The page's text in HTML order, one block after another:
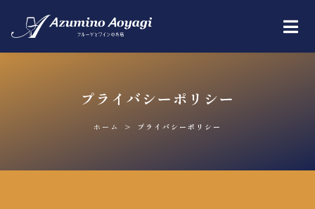
プライバシーポリシー
ホーム > プライバシーポリシー